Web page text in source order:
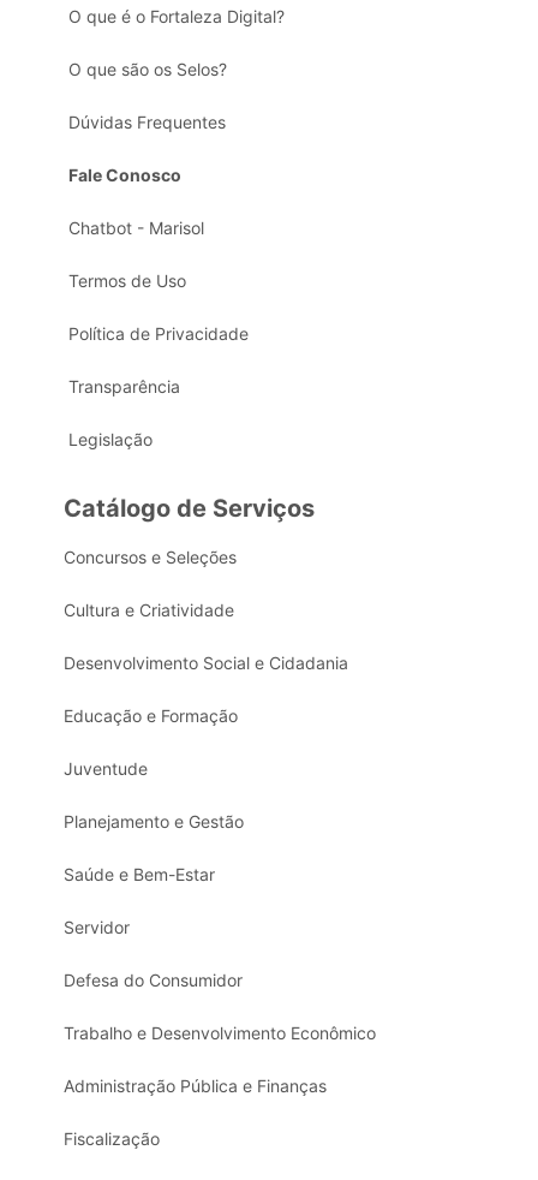
O que é o Fortaleza Digital?
O que são os Selos?
Dúvidas Frequentes
Fale Conosco
Chatbot - Marisol
Termos de Uso
Política de Privacidade
Transparência
Legislação
Catálogo de Serviços
Concursos e Seleções
Cultura e Criatividade
Desenvolvimento Social e Cidadania
Educação e Formação
Juventude
Planejamento e Gestão
Saúde e Bem-Estar
Servidor
Defesa do Consumidor
Trabalho e Desenvolvimento Econômico
Administração Pública e Finanças
Fiscalização